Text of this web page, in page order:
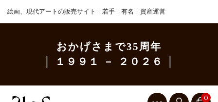
絵画、現代アートの販売サイト｜若手｜有名｜資産運営
おかげさまで35周年
│ １９９１ － ２０２６ │
0